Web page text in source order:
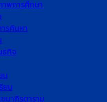
พการศึกษา
รค้นหา
ธกิจ
น
ยน
ขมาภิรตาราม